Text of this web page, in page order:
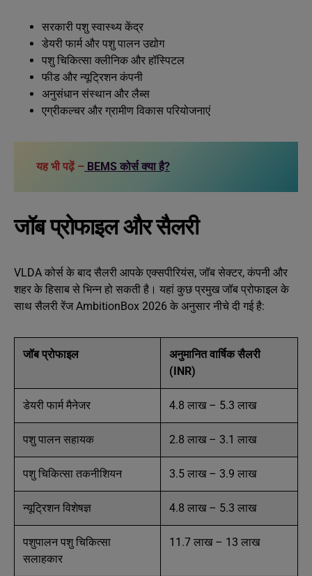
सरकारी पशु स्वास्थ्य केंद्र
डेयरी फार्म और पशु पालन उद्योग
पशु चिकित्सा क्लीनिक और हॉस्पिटल
फीड और न्यूट्रिशन कंपनी
अनुसंधान संस्थान और लैब्स
एग्रीकल्चर और ग्रामीण विकास परियोजनाएं
यह भी पढ़ें – BEMS कोर्स क्या है?
जॉब प्रोफाइल और सैलरी
VLDA कोर्स के बाद सैलरी आपके एक्सपीरियंस, जॉब सेक्टर, कंपनी और
शहर के हिसाब से भिन्न हो सकती है। यहां कुछ प्रमुख जॉब प्रोफाइल के
साथ सैलरी रेंज AmbitionBox 2026 के अनुसार नीचे दी गई है:
जॉब प्रोफाइल
अनुमानित वार्षिक सैलरी
(INR)
डेयरी फार्म मैनेजर 4.8 लाख – 5.3 लाख
पशु पालन सहायक 2.8 लाख – 3.1 लाख
पशु चिकित्सा तकनीशियन 3.5 लाख – 3.9 लाख
न्यूट्रिशन विशेषज्ञ 4.8 लाख – 5.3 लाख
पशुपालन पशु चिकित्सा
सलाहकार
11.7 लाख – 13 लाख